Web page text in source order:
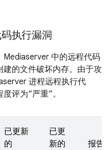
执行漏洞
中的远程代码
的文件破坏内存。由于攻
进程远程执行代
评为“严重”。
已更新
的
已更
新的
报告